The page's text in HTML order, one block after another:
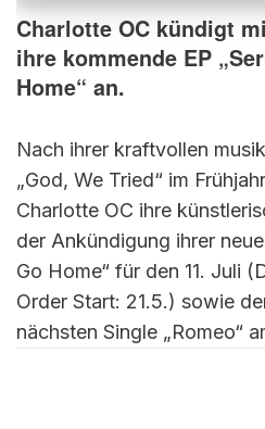
Charlotte OC kündigt
ihre kommende EP
Home“ an.
Nach ihrer kraftvollen
„God, We Tried“ im
Charlotte OC ihre
der Ankündigung ihrer
Go Home“ für den 11. Juli
Order Start: 21.5.) sowie
nächsten Single „Romeo“